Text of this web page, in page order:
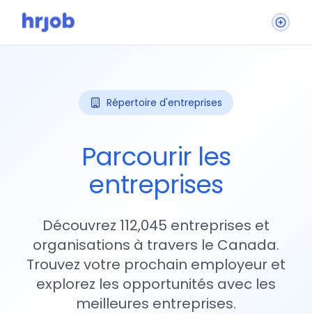
Répertoire d'entreprises
Parcourir les
entreprises
Découvrez 112,045 entreprises et
organisations à travers le Canada.
Trouvez votre prochain employeur et
explorez les opportunités avec les
meilleures entreprises.